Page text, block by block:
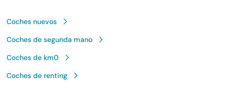
Coches nuevos
Coches de segunda mano
Coches de km0
Coches de renting